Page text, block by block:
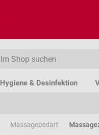
Hygiene & Desinfektion
Massagebedarf